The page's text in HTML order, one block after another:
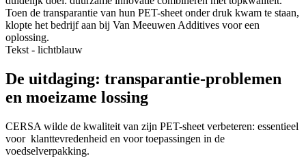
Toen de transparantie van hun PET-sheet onder druk kwam te staan,
klopte het bedrijf aan bij Van Meeuwen Additives voor een
oplossing.
Tekst - lichtblauw
De uitdaging: transparantie-problemen
en moeizame lossing
CERSA wilde de kwaliteit van zijn PET-sheet verbeteren: essentieel
voor klanttevredenheid en voor toepassingen in de
voedselverpakking.